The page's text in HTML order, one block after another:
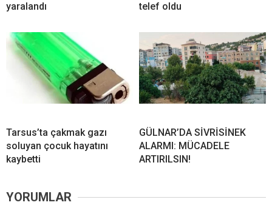
yaralandı
telef oldu
Tarsus’ta çakmak gazı
soluyan çocuk hayatını
kaybetti
GÜLNAR’DA SİVRİSİNEK
ALARMI: MÜCADELE
ARTIRILSIN!
YORUMLAR